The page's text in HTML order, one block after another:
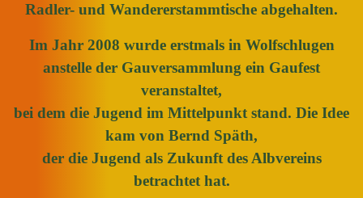
Radler- und Wandererstammtische abgehalten.
Im Jahr 2008 wurde erstmals in Wolfschlugen
anstelle der Gauversammlung ein Gaufest
veranstaltet,
bei dem die Jugend im Mittelpunkt stand. Die Idee
kam von Bernd Späth,
der die Jugend als Zukunft des Albvereins
betrachtet hat.